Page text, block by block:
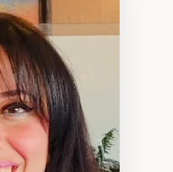
géopolitiques
climatique